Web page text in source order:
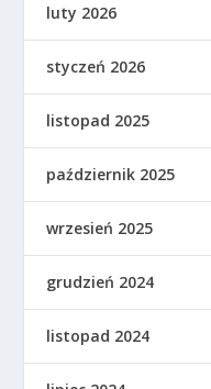
luty 2026
styczeń 2026
listopad 2025
październik 2025
wrzesień 2025
grudzień 2024
listopad 2024